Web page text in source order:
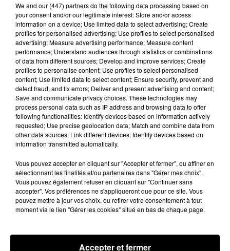
Le SICTOM BBI collecte vos déchets
amiantés
La collecte se fait sous conditions et pour un nombre
limité de personnes, sur incription.
A LA UNE Voir plus
Une casse automobile partiellement
embrasée à Auneau
We and our (447) partnersdo the following data processing based on
your consent and/or our legitimate interest: Store and/or access
information on a device; Use limited data to select advertising; Create
profiles for personalised advertising; Use profiles to select personalised
advertising; Measure advertising performance; Measure content
performance; Understand audiences through statistics or combinations
of data from different sources; Develop and improve services; Create
profiles to personalise content; Use profiles to select personalised
content; Use limited data to select content; Ensure security, prevent and
detect fraud, and fix errors; Deliver and present advertising and content;
Save and communicate privacy choices. These technologies may
process personal data such as IP address and browsing data to offer
following functionalities: Identify devices based on information actively
requested; Use precise geolocation data; Match and combine data from
other data sources; Link different devices; Identify devices based on
information transmitted automatically.
Vous pouvez accepter en cliquant sur "Accepter et fermer", ou affiner en
sélectionnant les finalités et/ou partenaires dans "Gérer mes choix".
Vous pouvez également refuser en cliquant sur "Continuer sans
accepter". Vos préférences ne s'appliqueront que pour ce site. Vous
pouvez mettre à jour vos choix, ou retirer votre consentement à tout
moment via le lien "Gérer les cookies" situé en bas de chaque page.
Accepter et fermer